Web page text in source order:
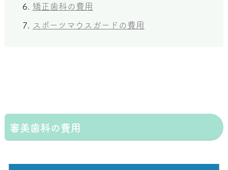
矯正歯科の費用
スポーツマウスガードの費用
審美歯科の費用